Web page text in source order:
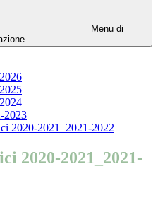
Menu di
2023
2020-2021_2021-2022
2020-2021_2021-